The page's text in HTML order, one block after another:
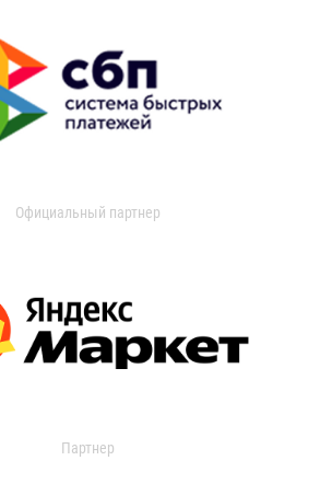
Официальный партнер
Партнер